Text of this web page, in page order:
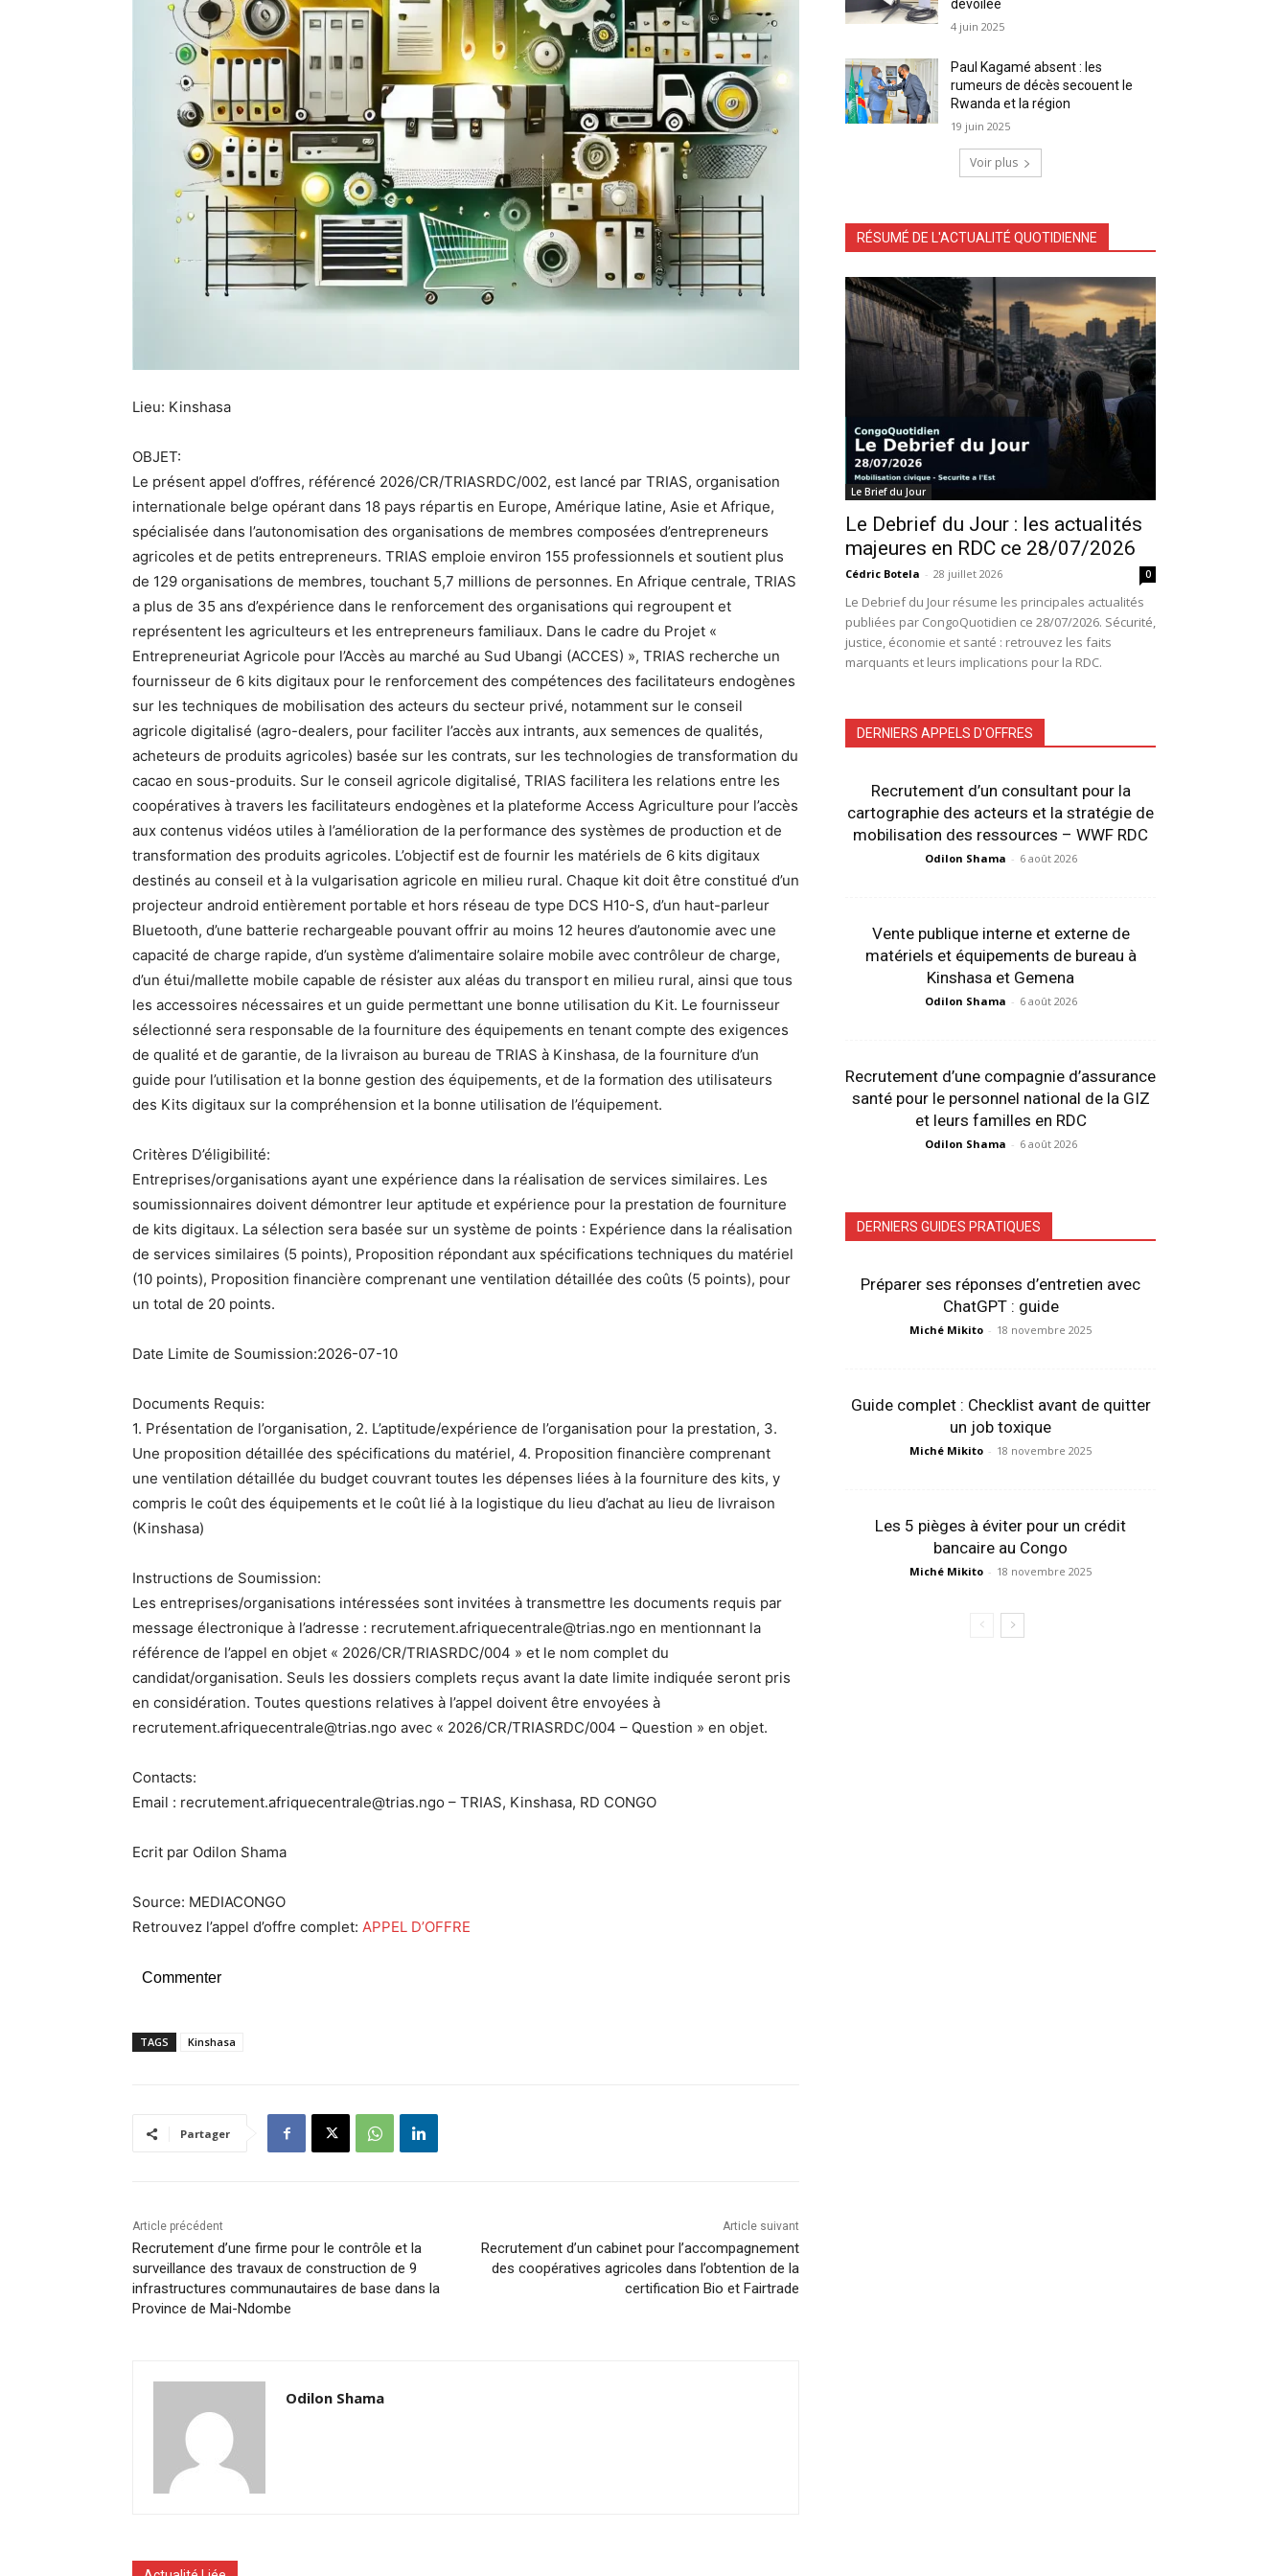
Lieu: Kinshasa
OBJET:
Le présent appel d’offres, référencé 2026/CR/TRIASRDC/002, est lancé par TRIAS, organisation
internationale belge opérant dans 18 pays répartis en Europe, Amérique latine, Asie et Afrique,
spécialisée dans l’autonomisation des organisations de membres composées d’entrepreneurs
agricoles et de petits entrepreneurs. TRIAS emploie environ 155 professionnels et soutient plus
de 129 organisations de membres, touchant 5,7 millions de personnes. En Afrique centrale, TRIAS
a plus de 35 ans d’expérience dans le renforcement des organisations qui regroupent et
représentent les agriculteurs et les entrepreneurs familiaux. Dans le cadre du Projet «
Entrepreneuriat Agricole pour l’Accès au marché au Sud Ubangi (ACCES) », TRIAS recherche un
fournisseur de 6 kits digitaux pour le renforcement des compétences des facilitateurs endogènes
sur les techniques de mobilisation des acteurs du secteur privé, notamment sur le conseil
agricole digitalisé (agro-dealers, pour faciliter l’accès aux intrants, aux semences de qualités,
acheteurs de produits agricoles) basée sur les contrats, sur les technologies de transformation du
cacao en sous-produits. Sur le conseil agricole digitalisé, TRIAS facilitera les relations entre les
coopératives à travers les facilitateurs endogènes et la plateforme Access Agriculture pour l’accès
aux contenus vidéos utiles à l’amélioration de la performance des systèmes de production et de
transformation des produits agricoles. L’objectif est de fournir les matériels de 6 kits digitaux
destinés au conseil et à la vulgarisation agricole en milieu rural. Chaque kit doit être constitué d’un
projecteur android entièrement portable et hors réseau de type DCS H10-S, d’un haut-parleur
Bluetooth, d’une batterie rechargeable pouvant offrir au moins 12 heures d’autonomie avec une
capacité de charge rapide, d’un système d’alimentaire solaire mobile avec contrôleur de charge,
d’un étui/mallette mobile capable de résister aux aléas du transport en milieu rural, ainsi que tous
les accessoires nécessaires et un guide permettant une bonne utilisation du Kit. Le fournisseur
sélectionné sera responsable de la fourniture des équipements en tenant compte des exigences
de qualité et de garantie, de la livraison au bureau de TRIAS à Kinshasa, de la fourniture d’un
guide pour l’utilisation et la bonne gestion des équipements, et de la formation des utilisateurs
des Kits digitaux sur la compréhension et la bonne utilisation de l’équipement.
Critères D’éligibilité:
Entreprises/organisations ayant une expérience dans la réalisation de services similaires. Les
soumissionnaires doivent démontrer leur aptitude et expérience pour la prestation de fourniture
de kits digitaux. La sélection sera basée sur un système de points : Expérience dans la réalisation
de services similaires (5 points), Proposition répondant aux spécifications techniques du matériel
(10 points), Proposition financière comprenant une ventilation détaillée des coûts (5 points), pour
un total de 20 points.
Date Limite de Soumission:2026-07-10
Documents Requis:
1. Présentation de l’organisation, 2. L’aptitude/expérience de l’organisation pour la prestation, 3.
Une proposition détaillée des spécifications du matériel, 4. Proposition financière comprenant
une ventilation détaillée du budget couvrant toutes les dépenses liées à la fourniture des kits, y
compris le coût des équipements et le coût lié à la logistique du lieu d’achat au lieu de livraison
(Kinshasa)
Instructions de Soumission:
Les entreprises/organisations intéressées sont invitées à transmettre les documents requis par
message électronique à l’adresse : recrutement.afriquecentrale@trias.ngo en mentionnant la
référence de l’appel en objet « 2026/CR/TRIASRDC/004 » et le nom complet du
candidat/organisation. Seuls les dossiers complets reçus avant la date limite indiquée seront pris
en considération. Toutes questions relatives à l’appel doivent être envoyées à
recrutement.afriquecentrale@trias.ngo avec « 2026/CR/TRIASRDC/004 – Question » en objet.
Contacts:
Email : recrutement.afriquecentrale@trias.ngo – TRIAS, Kinshasa, RD CONGO
Ecrit par Odilon Shama
Source: MEDIACONGO
Retrouvez l’appel d’offre complet: APPEL D’OFFRE
Commenter
TAGS Kinshasa
Partager
Article précédent
Recrutement d’une firme pour le contrôle et la
surveillance des travaux de construction de 9
infrastructures communautaires de base dans la
Province de Mai-Ndombe
Article suivant
Recrutement d’un cabinet pour l’accompagnement
des coopératives agricoles dans l’obtention de la
certification Bio et Fairtrade
Odilon Shama
dévoilée
4 juin 2025
Paul Kagamé absent : les
rumeurs de décès secouent le
Rwanda et la région
19 juin 2025
Voir plus
RÉSUMÉ DE L'ACTUALITÉ QUOTIDIENNE
Le Brief du Jour
Le Debrief du Jour : les actualités
majeures en RDC ce 28/07/2026
Cédric Botela - 28 juillet 2026 0
Le Debrief du Jour résume les principales actualités
publiées par CongoQuotidien ce 28/07/2026. Sécurité,
justice, économie et santé : retrouvez les faits
marquants et leurs implications pour la RDC.
DERNIERS APPELS D'OFFRES
Recrutement d’un consultant pour la
cartographie des acteurs et la stratégie de
mobilisation des ressources – WWF RDC
Odilon Shama - 6 août 2026
Vente publique interne et externe de
matériels et équipements de bureau à
Kinshasa et Gemena
Odilon Shama - 6 août 2026
Recrutement d’une compagnie d’assurance
santé pour le personnel national de la GIZ
et leurs familles en RDC
Odilon Shama - 6 août 2026
DERNIERS GUIDES PRATIQUES
Préparer ses réponses d’entretien avec
ChatGPT : guide
Miché Mikito - 18 novembre 2025
Guide complet : Checklist avant de quitter
un job toxique
Miché Mikito - 18 novembre 2025
Les 5 pièges à éviter pour un crédit
bancaire au Congo
Miché Mikito - 18 novembre 2025